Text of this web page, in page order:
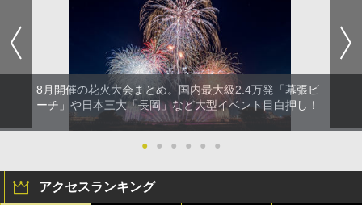
8月開催の花火大会まとめ。国内最大級2.4万発「幕張ビ
ーチ」や日本三大「長岡」など大型イベント目白押し！
● ● ● ● ● ●
アクセスランキング